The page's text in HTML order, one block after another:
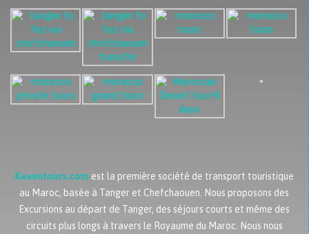
Xauentours.com est la première société de transport touristique
au Maroc, basée à Tanger et Chefchaouen. Nous proposons des
Excursions au départ de Tanger, des séjours courts et même des
circuits plus longs à travers le Royaume du Maroc. Nous nous